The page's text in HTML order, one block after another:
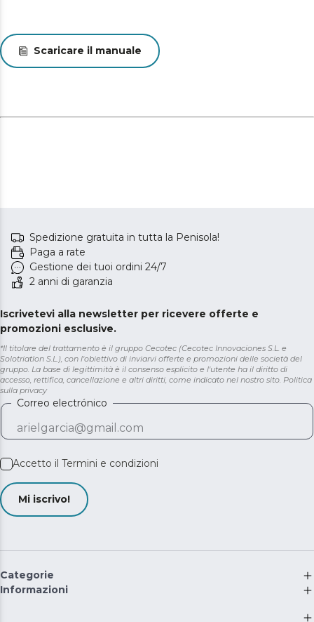
Scaricare il manuale
Spedizione gratuita in tutta la Penisola!
Paga a rate
Gestione dei tuoi ordini 24/7
2 anni di garanzia
Iscrivetevi alla newsletter per ricevere offerte e
promozioni esclusive.
*Il titolare del trattamento è il gruppo Cecotec (Cecotec Innovaciones S.L. e
Solotriatlon S.L.), con l'obiettivo di inviarvi offerte e promozioni delle società del
gruppo. La base di legittimità è il consenso esplicito e l'utente ha il diritto di
accesso, rettifica, cancellazione e altri diritti, come indicato nel nostro sito. Politica
sulla privacy
Correo electrónico
Accetto il Termini e condizioni
Mi iscrivo!
Categorie
Informazioni